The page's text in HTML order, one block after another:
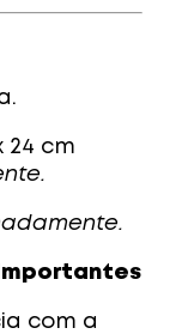
24 cm
com a